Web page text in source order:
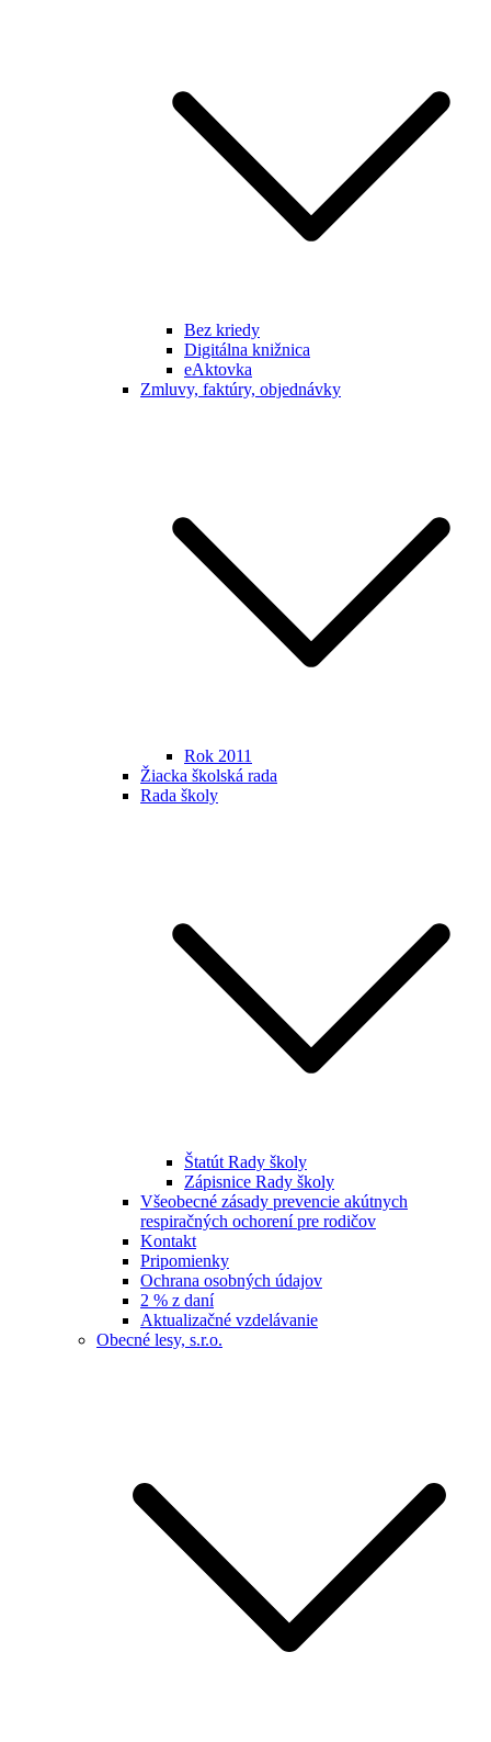
Bez kriedy
Digitálna knižnica
eAktovka
Zmluvy, faktúry, objednávky
Rok 2011
Žiacka školská rada
Rada školy
Štatút Rady školy
Zápisnice Rady školy
Všeobecné zásady prevencie akútnych
respiračných ochorení pre rodičov
Kontakt
Pripomienky
Ochrana osobných údajov
2 % z daní
Aktualizačné vzdelávanie
Obecné lesy, s.r.o.